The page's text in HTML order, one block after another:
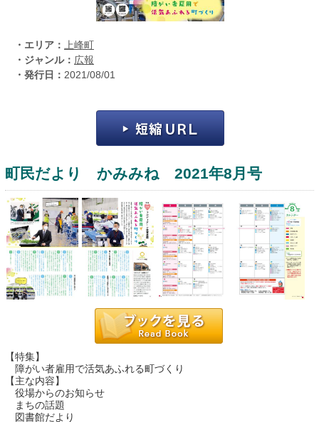
・エリア：
上峰町
・ジャンル： 広報
・発行日： 2021/08/01
町民だより かみみね 2021年8月号
【特集】
障がい者雇用で活気あふれる町づくり
【主な内容】
役場からのお知らせ
まちの話題
図書館だより
↓↓ ebooks専用本棚 ↓↓
運営：福博印刷
saga ebooksとは
よくある質問
サイトマップ
お問い合わせ